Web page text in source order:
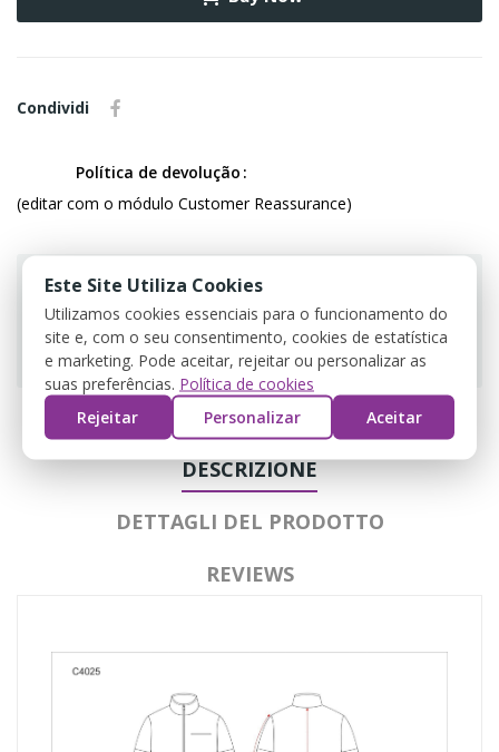
Condividi
Política de devolução
(editar com o módulo Customer Reassurance)
Guarantee safe & secure checkout
DESCRIZIONE
DETTAGLI DEL PRODOTTO
REVIEWS
Este Site Utiliza Cookies
Utilizamos cookies essenciais para o funcionamento do
site e, com o seu consentimento, cookies de estatística
e marketing. Pode aceitar, rejeitar ou personalizar as
suas preferências. Política de cookies
Rejeitar
Personalizar Aceitar